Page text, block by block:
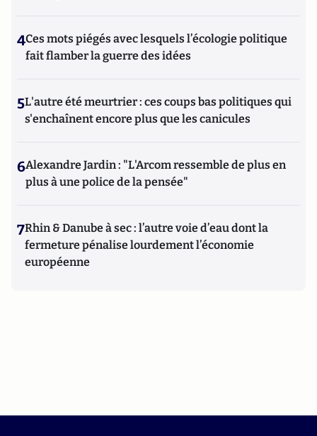
4Ces mots piégés avec lesquels l’écologie politique
fait flamber la guerre des idées
5L'autre été meurtrier : ces coups bas politiques qui
s'enchaînent encore plus que les canicules
6Alexandre Jardin : "L'Arcom ressemble de plus en
plus à une police de la pensée"
7Rhin & Danube à sec : l’autre voie d’eau dont la
fermeture pénalise lourdement l’économie
européenne